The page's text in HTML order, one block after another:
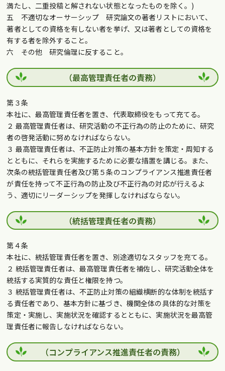
満たし、二重投稿と解されない状態となったものを除く。)
五 不適切なオーサーシップ 研究論文の著者リストにおいて、
著者としての資格を有しない者を挙げ、又は著者としての資格を
有する者を除外すること。
六 その他 研究倫理に反すること。
（最高管理責任者の責務）
第３条
本社に、最高管理責任者を置き、代表取締役をもって充てる。
２ 最高管理責任者は、研究活動の不正行為の防止のために、研究
者の啓発活動に努めなければならない。
３ 最高管理責任者は、不正防止対策の基本方針を策定・周知する
とともに、それらを実施するために必要な措置を講じる。また、
次条の統括管理責任者及び第５条のコンプライアンス推進責任者
が責任を持って不正行為の防止及び不正行為の対応が行えるよ
う、適切にリーダーシップを発揮しなければならない。
（統括管理責任者の責務）
第４条
本社に、統括管理責任者を置き、別途適切なスタッフを充てる。
２ 統括管理責任者は、最高管理責任者を補佐し、研究活動全体を
統括する実質的な責任と権限を持つ。
３ 統括管理責任者は、不正防止対策の組織横断的な体制を統括す
る責任者であり、基本方針に基づき、機関全体の具体的な対策を
策定・実施し、実施状況を確認するとともに、実施状況を最高管
理責任者に報告しなければならない。
（コンプライアンス推進責任者の責務）